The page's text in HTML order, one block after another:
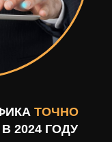
ТОЧНО
В 2024 ГОДУ